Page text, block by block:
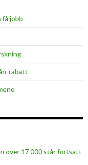
få jobb
rabatt
over 17 000 står fortsatt